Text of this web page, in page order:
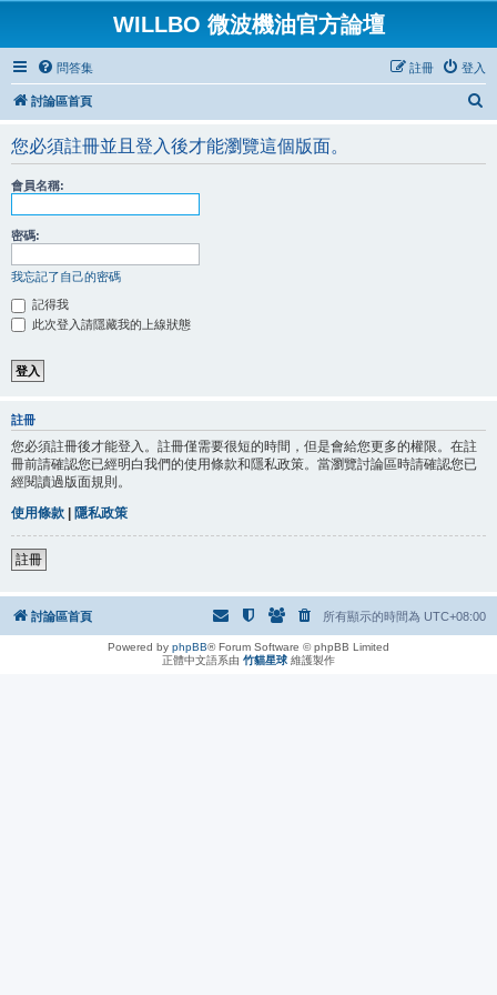
WILLBO 微波機油官方論壇
問答集 登入
註冊
討論區首頁
您必須註冊並且登入後才能瀏覽這個版面。
會員名稱:
密碼:
我忘記了自己的密碼
記得我
此次登入請隱藏我的上線狀態
註冊
您必須註冊後才能登入。註冊僅需要很短的時間，但是會給您更多的權限。在註
冊前請確認您已經明白我們的使用條款和隱私政策。當瀏覽討論區時請確認您已
經閱讀過版面規則。
使用條款 | 隱私政策
註冊
討論區首頁 所有顯示的時間為 UTC+08:00
Powered by phpBB® Forum Software © phpBB Limited
正體中文語系由 竹貓星球 維護製作